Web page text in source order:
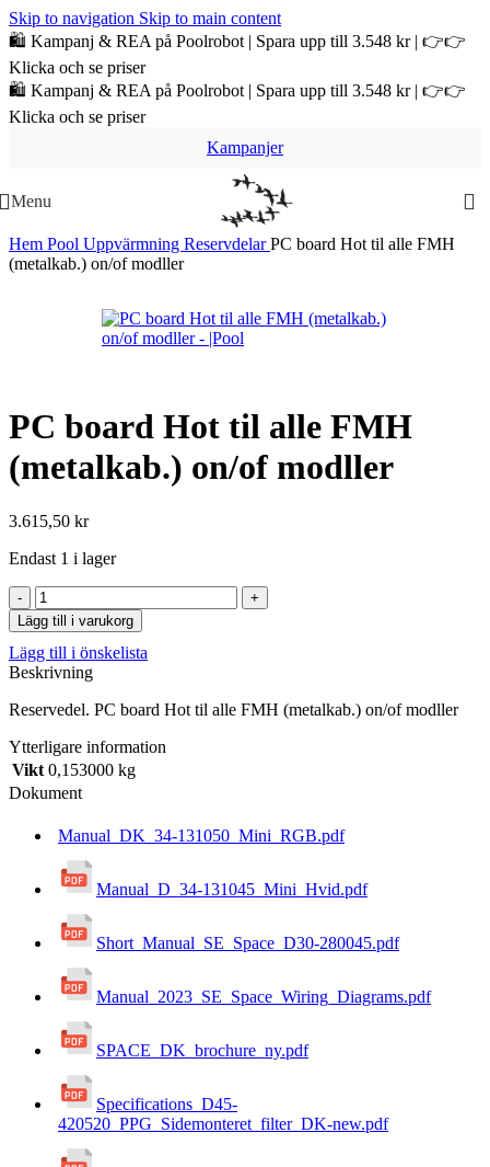
Skip to navigation Skip to main content
🛍️ Kampanj & REA på Poolrobot | Spara upp till 3.548 kr | 👉👉
Klicka och se priser
🛍️ Kampanj & REA på Poolrobot | Spara upp till 3.548 kr | 👉👉
Klicka och se priser
Kampanjer
Menu
Hem Pool Uppvärmning ReservdelarPC board Hot til alle FMH
(metalkab.) on/of modller
PC board Hot til alle FMH
(metalkab.) on/of modller
3.615,50 kr
Endast 1 i lager
PC
board
Hot
til
alle
(metalkab.)
modller
mängd
Lägg till i varukorg
Lägg till i önskelista
Beskrivning
Reservedel. PC board Hot til alle FMH (metalkab.) on/of modller
Ytterligare information
Vikt 0,153000 kg
Dokument
Manual_DK_34-131050_Mini_RGB.pdf
Manual_D_34-131045_Mini_Hvid.pdf
Short_Manual_SE_Space_D30-280045.pdf
Manual_2023_SE_Space_Wiring_Diagrams.pdf
SPACE_DK_brochure_ny.pdf
Specifications_D45-
420520_PPG_Sidemonteret_filter_DK-new.pdf